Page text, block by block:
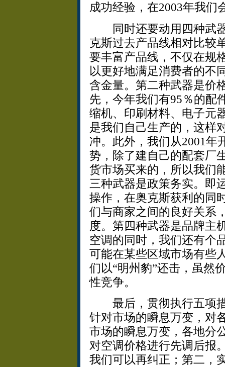
成功经验，在2003年我们
同时还要动用四种武器
克斯过去产品线相对比较
要丰富产品线，不仅在规
以更好地满足消费者的不
含金量。第二种武器是价
先，今年我们有95％的配
缩机、印刷材料、电子元
是我们自己生产的，这样
冲。此外，我们从2001年
势，除了建自己的配套厂
货市场买来的，所以我们
三种武器是政策务实。即
操作，在奥克斯获利的同
们与商家之间的良好关系
度。第四种武器是品牌主
空调的同时，我们还有个
可能在某些区域市场有些
们以“明州豹”还击，虽然
性竞争。
最后，贯彻执行五项措
针对市场的瞬息万变，对
市场的瞬息万变，各地分
对空调价格进行先调后报
我们可以再纠正；第二，